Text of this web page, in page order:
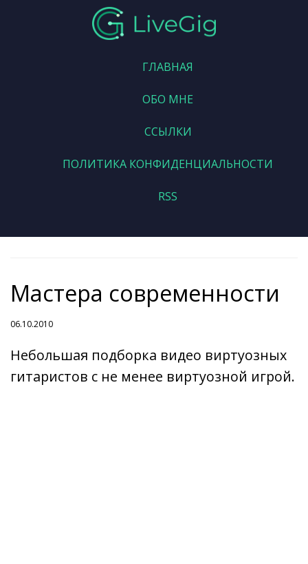
ГЛАВНАЯ
ОБО МНЕ
ССЫЛКИ
ПОЛИТИКА КОНФИДЕНЦИАЛЬНОСТИ
RSS
Мастера современности
06.10.2010
Небольшая подборка видео виртуозных
гитаристов с не менее виртуозной игрой.